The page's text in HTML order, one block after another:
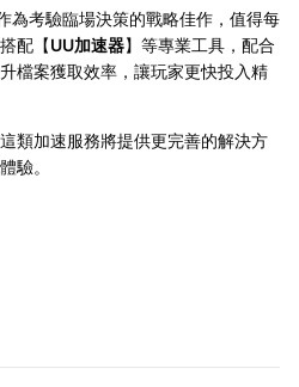
為考驗臨場決策的戰略佳作，值得每
配【UU加速器】等專業工具，配合
檔案獲取效率，讓玩家更快投入精
類加速服務將提供更完善的解決方
驗。